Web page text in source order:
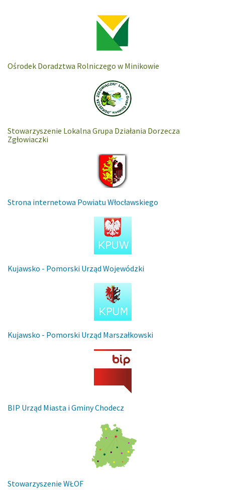
Ośrodek Doradztwa Rolniczego w Minikowie
Stowarzyszenie Lokalna Grupa Działania Dorzecza
Zgłowiaczki
Strona internetowa Powiatu Włocławskiego
Kujawsko - Pomorski Urząd Wojewódzki
Kujawsko - Pomorski Urząd Marszałkowski
BIP Urząd Miasta i Gminy Chodecz
Stowarzyszenie WŁOF